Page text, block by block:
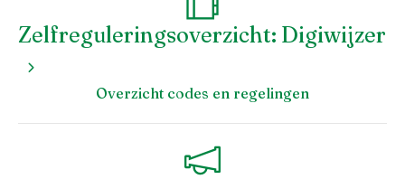
Inloggen
Zelfreguleringsoverzicht: Digiwijzer
Overzicht codes en regelingen